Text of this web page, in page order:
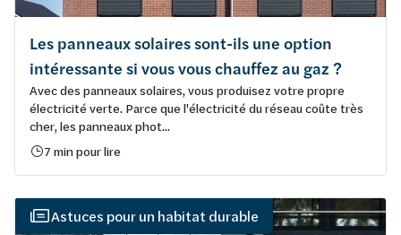
Les panneaux solaires sont-ils une option
intéressante si vous vous chauffez au gaz ?
Avec des panneaux solaires, vous produisez votre propre
électricité verte. Parce que l'électricité du réseau coûte très
cher, les panneaux phot...
7 min pour lire
Astuces pour un habitat durable